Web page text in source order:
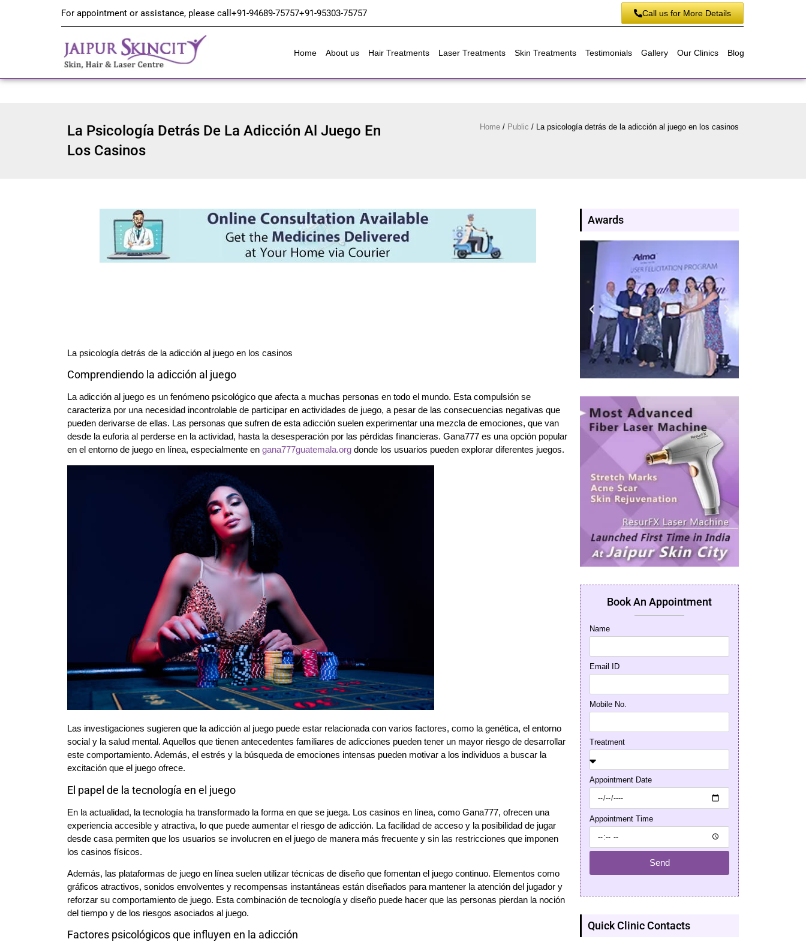
For appointment or assistance, please call +91-94689-75757+91-95303-75757 Call us for More Details
Home About us Hair Treatments Laser Treatments Skin Treatments Testimonials Gallery Our Clinics Blog
La Psicología Detrás De La Adicción Al Juego En
Los Casinos
Home / Public / La psicología detrás de la adicción al juego en los casinos
La psicología detrás de la adicción al juego en los casinos
Comprendiendo la adicción al juego
La adicción al juego es un fenómeno psicológico que afecta a muchas personas en todo el mundo. Esta compulsión se
caracteriza por una necesidad incontrolable de participar en actividades de juego, a pesar de las consecuencias negativas que
pueden derivarse de ellas. Las personas que sufren de esta adicción suelen experimentar una mezcla de emociones, que van
desde la euforia al perderse en la actividad, hasta la desesperación por las pérdidas financieras. Gana777 es una opción popular
en el entorno de juego en línea, especialmente en gana777guatemala.org donde los usuarios pueden explorar diferentes juegos.
Las investigaciones sugieren que la adicción al juego puede estar relacionada con varios factores, como la genética, el entorno
social y la salud mental. Aquellos que tienen antecedentes familiares de adicciones pueden tener un mayor riesgo de desarrollar
este comportamiento. Además, el estrés y la búsqueda de emociones intensas pueden motivar a los individuos a buscar la
excitación que el juego ofrece.
El papel de la tecnología en el juego
En la actualidad, la tecnología ha transformado la forma en que se juega. Los casinos en línea, como Gana777, ofrecen una
experiencia accesible y atractiva, lo que puede aumentar el riesgo de adicción. La facilidad de acceso y la posibilidad de jugar
desde casa permiten que los usuarios se involucren en el juego de manera más frecuente y sin las restricciones que imponen
los casinos físicos.
Además, las plataformas de juego en línea suelen utilizar técnicas de diseño que fomentan el juego continuo. Elementos como
gráficos atractivos, sonidos envolventes y recompensas instantáneas están diseñados para mantener la atención del jugador y
reforzar su comportamiento de juego. Esta combinación de tecnología y diseño puede hacer que las personas pierdan la noción
del tiempo y de los riesgos asociados al juego.
Factores psicológicos que influyen en la adicción
Awards
Book An Appointment
Name
Email ID
Mobile No.
Treatment
Appointment Date
Appointment Time
Send
Quick Clinic Contacts